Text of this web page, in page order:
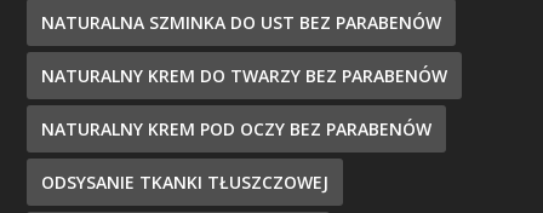
NATURALNA SZMINKA DO UST BEZ PARABENÓW
NATURALNY KREM DO TWARZY BEZ PARABENÓW
NATURALNY KREM POD OCZY BEZ PARABENÓW
ODSYSANIE TKANKI TŁUSZCZOWEJ